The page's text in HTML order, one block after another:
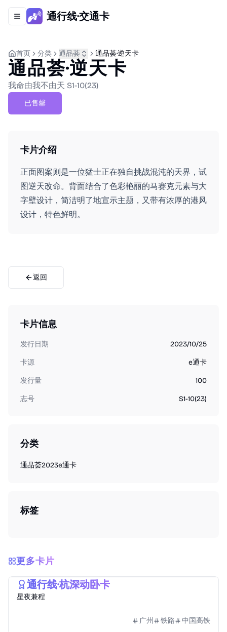
Toggle navigation menu
通行线·交通卡
首页 分类 通品荟 通品荟·逆天卡
通品荟·逆天卡
我命由我不由天 S1-10(23)
已售罄
卡片介绍
正面图案则是一位猛士正在独自挑战混沌的天界，试
图逆天改命。背面结合了色彩艳丽的马赛克元素与大
字壁设计，简洁明了地宣示主题，又带有浓厚的港风
设计，特色鲜明。
返回
卡片信息
发行日期 2023/10/25
卡源 e通卡
发行量 100
志号 S1-10(23)
分类
通品荟2023e通卡
标签
更多卡片
2025 e通卡
通行线·杭深动卧卡
星夜兼程
广州 铁路 中国高铁